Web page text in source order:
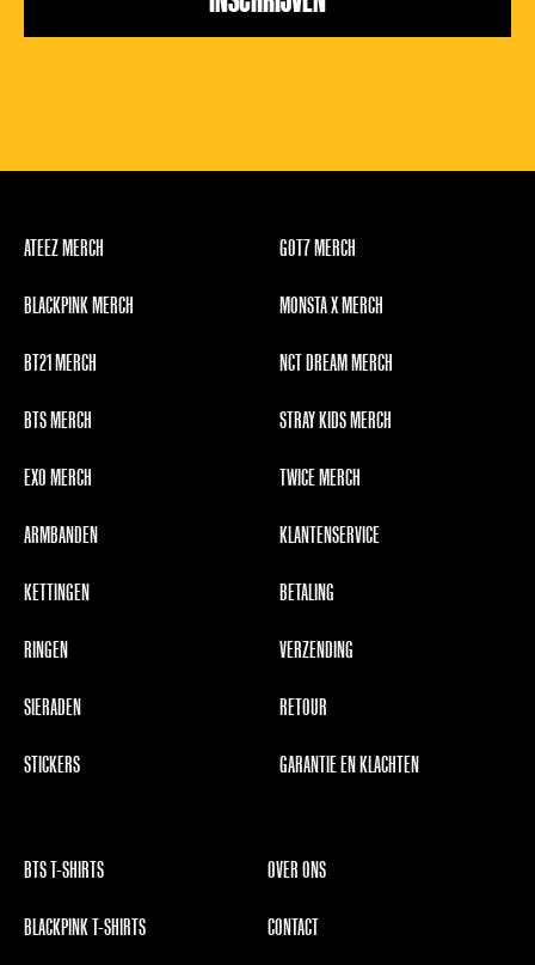
ATEEZ MERCH
BLACKPINK MERCH
BT21 MERCH
BTS MERCH
EXO MERCH
ARMBANDEN
KETTINGEN
RINGEN
SIERADEN
STICKERS
GOT7 MERCH
MONSTA X MERCH
NCT DREAM MERCH
STRAY KIDS MERCH
TWICE MERCH
KLANTENSERVICE
BETALING
VERZENDING
RETOUR
GARANTIE EN KLACHTEN
BTS T-SHIRTS
BLACKPINK T-SHIRTS
OVER ONS
CONTACT